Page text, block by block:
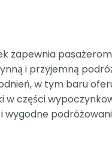
i przyjemną
w tym baru
w części
wygodne